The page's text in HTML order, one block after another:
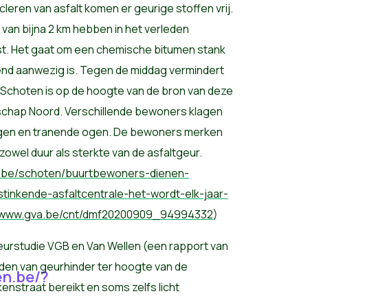
?
van asfalt komen er geurige stoffen vrij.
bijna 2 km hebben in het verleden
Het gaat om een chemische bitumen stank
aanwezig is. Tegen de middag vermindert
is op de hoogte van de bron van deze
Noord. Verschillende bewoners klagen
en tranende ogen. De bewoners merken
duur als sterkte van de asfaltgeur.
schoten/buurtbewoners-dienen-
asfaltcentrale-het-wordt-elk-jaar-
cnt/dmf20200909_94994332)
VGB en Van Wellen (een rapport van
van geurhinder ter hoogte van de
bereikt en soms zelfs licht